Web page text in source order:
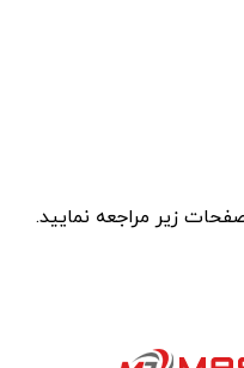
زیر مراجعه نمایید.